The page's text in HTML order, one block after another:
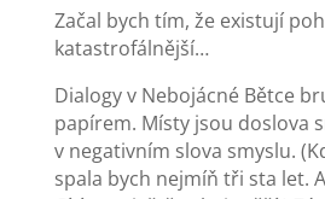
Začal bych tím, že existují
katastrofálnější…
Dialogy v Nebojácné Bětce
papírem. Místy jsou doslova
v negativním slova smyslu.
spala bych nejmíň tři sta let.